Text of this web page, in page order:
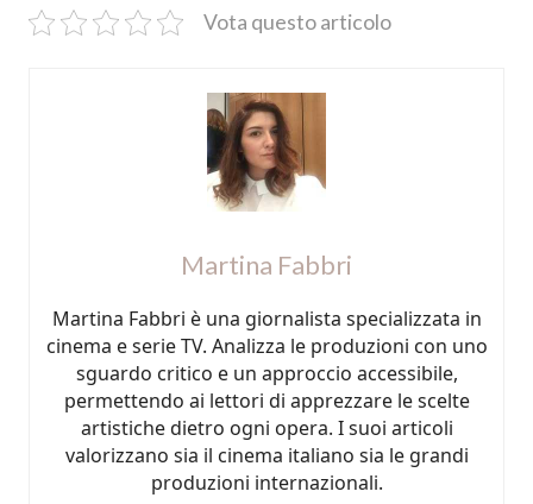
Vota questo articolo
Martina Fabbri
Martina Fabbri è una giornalista specializzata in
cinema e serie TV. Analizza le produzioni con uno
sguardo critico e un approccio accessibile,
permettendo ai lettori di apprezzare le scelte
artistiche dietro ogni opera. I suoi articoli
valorizzano sia il cinema italiano sia le grandi
produzioni internazionali.